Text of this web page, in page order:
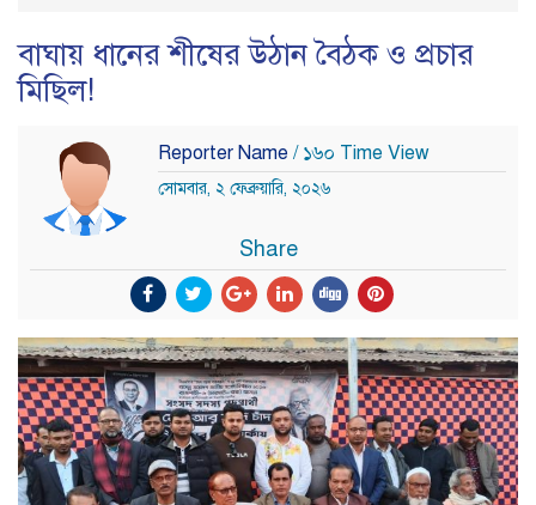
বাঘায় ধানের শীষের উঠান বৈঠক ও প্রচার
মিছিল!
Reporter Name / ১৬০ Time View
সোমবার, ২ ফেব্রুয়ারি, ২০২৬
Share